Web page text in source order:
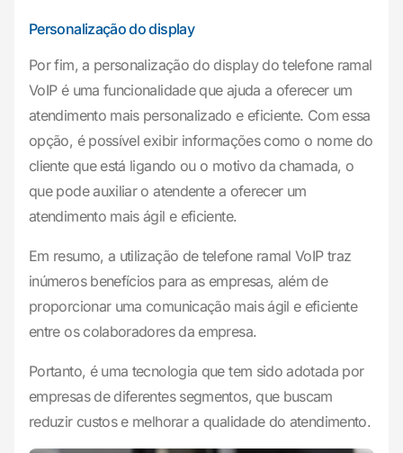
Personalização do display
Por fim, a personalização do display do telefone ramal
VoIP é uma funcionalidade que ajuda a oferecer um
atendimento mais personalizado e eficiente. Com essa
opção, é possível exibir informações como o nome do
cliente que está ligando ou o motivo da chamada, o
que pode auxiliar o atendente a oferecer um
atendimento mais ágil e eficiente.
Em resumo, a utilização de telefone ramal VoIP traz
inúmeros benefícios para as empresas, além de
proporcionar uma comunicação mais ágil e eficiente
entre os colaboradores da empresa.
Portanto, é uma tecnologia que tem sido adotada por
empresas de diferentes segmentos, que buscam
reduzir custos e melhorar a qualidade do atendimento.